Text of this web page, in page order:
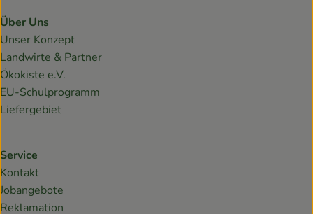
Über Uns
Unser Konzept
Landwirte & Partner
Ökokiste e.V.
EU-Schulprogramm
Liefergebiet
Service
Kontakt
Jobangebote
Reklamation